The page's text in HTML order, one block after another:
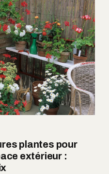
plantes pour
extérieur :